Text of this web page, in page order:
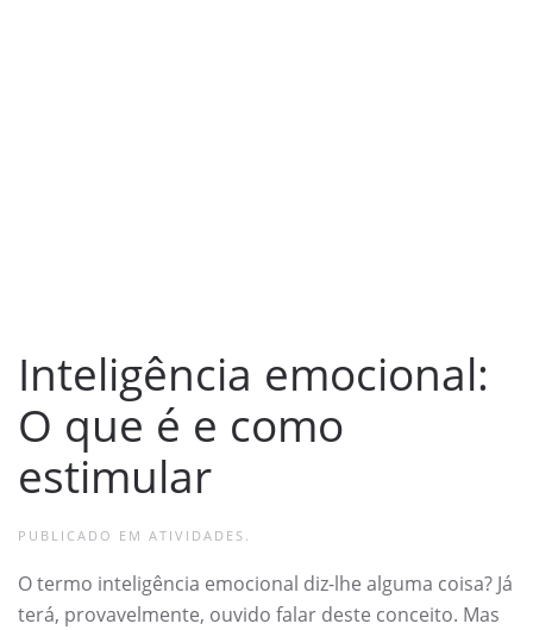
Inteligência emocional:
O que é e como
estimular
PUBLICADO EM ATIVIDADES .
O termo inteligência emocional diz-lhe alguma coisa? Já
terá, provavelmente, ouvido falar deste conceito. Mas